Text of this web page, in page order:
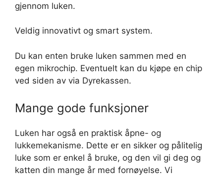
gjennom luken.
Veldig innovativt og smart system.
Du kan enten bruke luken sammen med en
egen mikrochip. Eventuelt kan du kjøpe en chip
ved siden av via Dyrekassen.
Mange gode funksjoner
Luken har også en praktisk åpne- og
lukkemekanisme. Dette er en sikker og pålitelig
luke som er enkel å bruke, og den vil gi deg og
katten din mange år med fornøyelse. Vi